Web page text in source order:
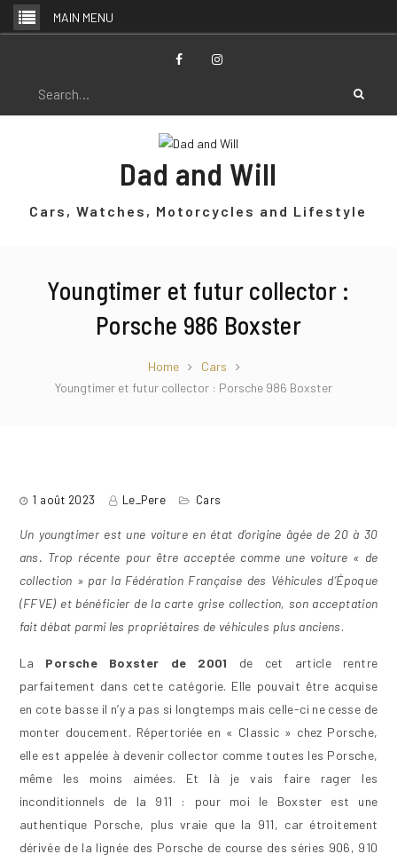
Skip
to
MAIN MENU
Search
Dad and Will
Cars, Watches, Motorcycles and Lifestyle
Youngtimer et futur collector :
Porsche 986 Boxster
Home
Cars
Youngtimer et futur collector : Porsche 986 Boxster
1 août 2023 Le_Pere Cars
Un youngtimer est une voiture en état d’origine âgée de 20 à 30
ans. Trop récente pour être acceptée comme une voiture « de
collection » par la Fédération Française des Véhicules d’Époque
(FFVE) et bénéficier de la carte grise collection, son acceptation
fait débat parmi les propriétaires de véhicules plus anciens.
La Porsche Boxster de 2001 de cet article rentre
parfaitement dans cette catégorie. Elle pouvait être acquise
en cote basse il n’y a pas si longtemps mais celle-ci ne cesse de
monter doucement. Répertoriée en « Classic » chez Porsche,
elle est appelée à devenir collector comme toutes les Porsche,
même les moins aimées. Et là je vais faire rager les
inconditionnels de la 911 : pour moi le Boxster est une
authentique Porsche, plus vraie que la 911, car étroitement
dérivée de la lignée des Porsche de course des séries 906, 910